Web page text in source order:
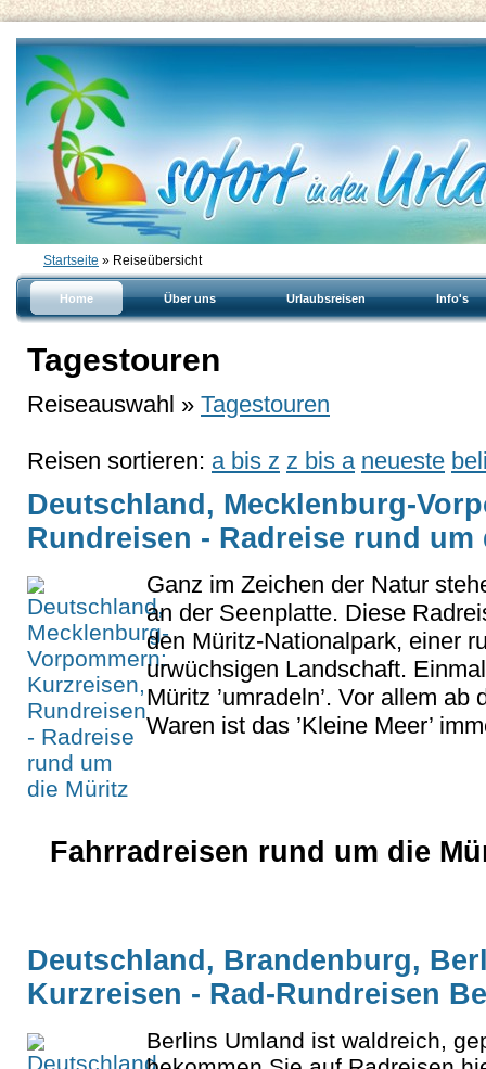
Startseite » Reiseübersicht
Home Über uns Urlaubsreisen Info's
Tagestouren
Reiseauswahl » Tagestouren
Reisen sortieren: a bis z z bis a neueste
Deutschland, Mecklenburg-
Rundreisen - Radreise rund um
Ganz im Zeichen der Natur
an der Seenplatte. Diese
den Müritz-Nationalpark, einer
urwüchsigen Landschaft.
Müritz ’umradeln’. Vor allem
Waren ist das ’Kleine Meer’
Fahrradreisen rund um die
Deutschland, Brandenburg,
Kurzreisen - Rad-Rundreisen
Berlins Umland ist waldreich,